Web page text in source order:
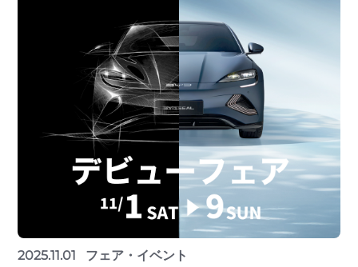
2025.11.01 フェア・イベント